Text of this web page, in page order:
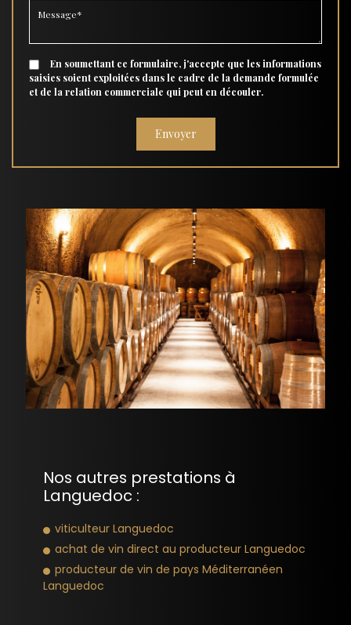
En soumettant ce formulaire, j'accepte que les informations
saisies soient exploitées dans le cadre de la demande formulée
et de la relation commerciale qui peut en découler.
Nos autres prestations à
Languedoc :
viticulteur Languedoc
achat de vin direct au producteur Languedoc
producteur de vin de pays Méditerranéen
Languedoc